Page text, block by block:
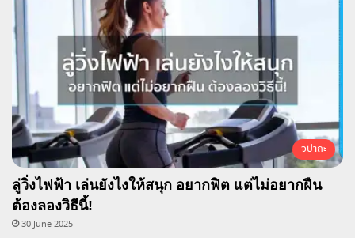
จิปาถะ
ลู่วิ่งไฟฟ้า เล่นยังไงให้สนุก อยากฟิต แต่ไม่อยากฝืน
ต้องลองวิธีนี้!
30 June 2025